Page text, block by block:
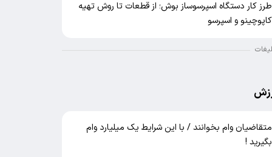
طرز کار دستگاه اسپرسوساز بوش؛ از قطعات تا روش تهیه
کاپوچینو و اسپرسو
متقاضیان وام بخوانند / با این شرایط یک میلیارد وام
بگیرید !